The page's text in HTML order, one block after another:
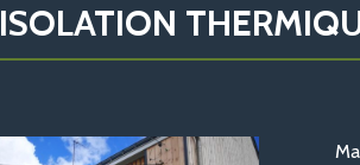
ISOLATION